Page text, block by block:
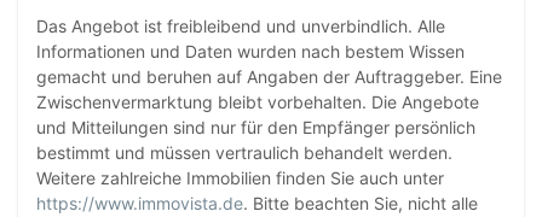
Das Angebot ist freibleibend und unverbindlich. Alle
Informationen und Daten wurden nach bestem Wissen
gemacht und beruhen auf Angaben der Auftraggeber. Eine
Zwischenvermarktung bleibt vorbehalten. Die Angebote
und Mitteilungen sind nur für den Empfänger persönlich
bestimmt und müssen vertraulich behandelt werden.
Weitere zahlreiche Immobilien finden Sie auch unter
https://www.immovista.de. Bitte beachten Sie, nicht alle